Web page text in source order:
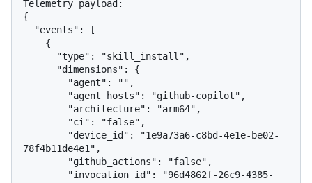
Telemetry payload:
{
78f4b11de4e1",